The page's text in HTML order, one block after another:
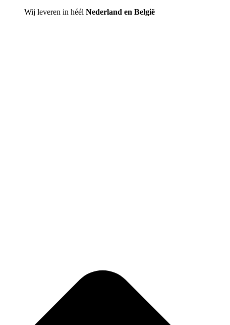
Wij leveren in héél Nederland en België